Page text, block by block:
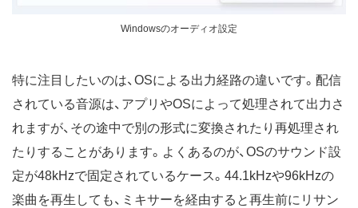
Windowsのオーディオ設定
特に注目したいのは、OSによる出力経路の違いです。配信
されている音源は、アプリやOSによって処理されて出力さ
れますが、その途中で別の形式に変換されたり再処理され
たりすることがあります。よくあるのが、OSのサウンド設
定が48kHzで固定されているケース。44.1kHzや96kHzの
楽曲を再生しても、ミキサーを経由すると再生前にリサン